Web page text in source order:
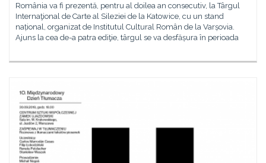
România va fi prezentă, pentru al doilea an consecutiv, la Târgul
Internaţional de Carte al Sileziei de la Katowice, cu un stand
național, organizat de Institutul Cultural Român de la Varșovia.
Ajuns la cea de-a patra ediţie, târgul se va desfășura în perioada